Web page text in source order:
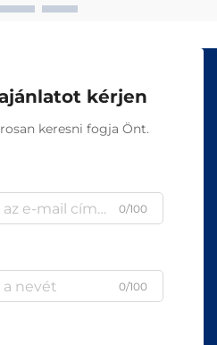
kérjen
keresni fogja Önt.
0/100
0/100